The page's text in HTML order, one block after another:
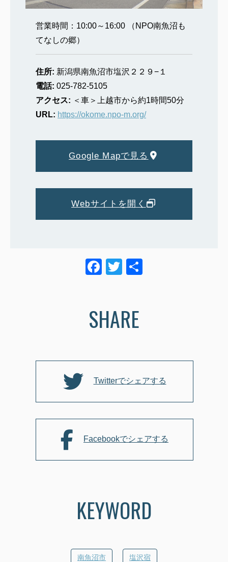
営業時間：10:00～16:00 （NPO南魚沼も
てなしの郷）
住所: 新潟県南魚沼市塩沢２２９−１
電話: 025‐782‐5105
アクセス: ＜車＞上越市から約1時間50分
URL: https://okome.npo-m.org/
Google Mapで見る
Webサイトを開く
F
e
b
o
k
T
er
SHARE
Twitterでシェアする
Facebookでシェアする
KEYWORD
南魚沼市 塩沢宿